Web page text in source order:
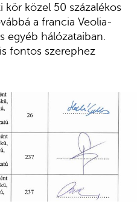
kör közel 50 százalékos
a francia Veolia-
egyéb hálózataiban.
fontos szerephez